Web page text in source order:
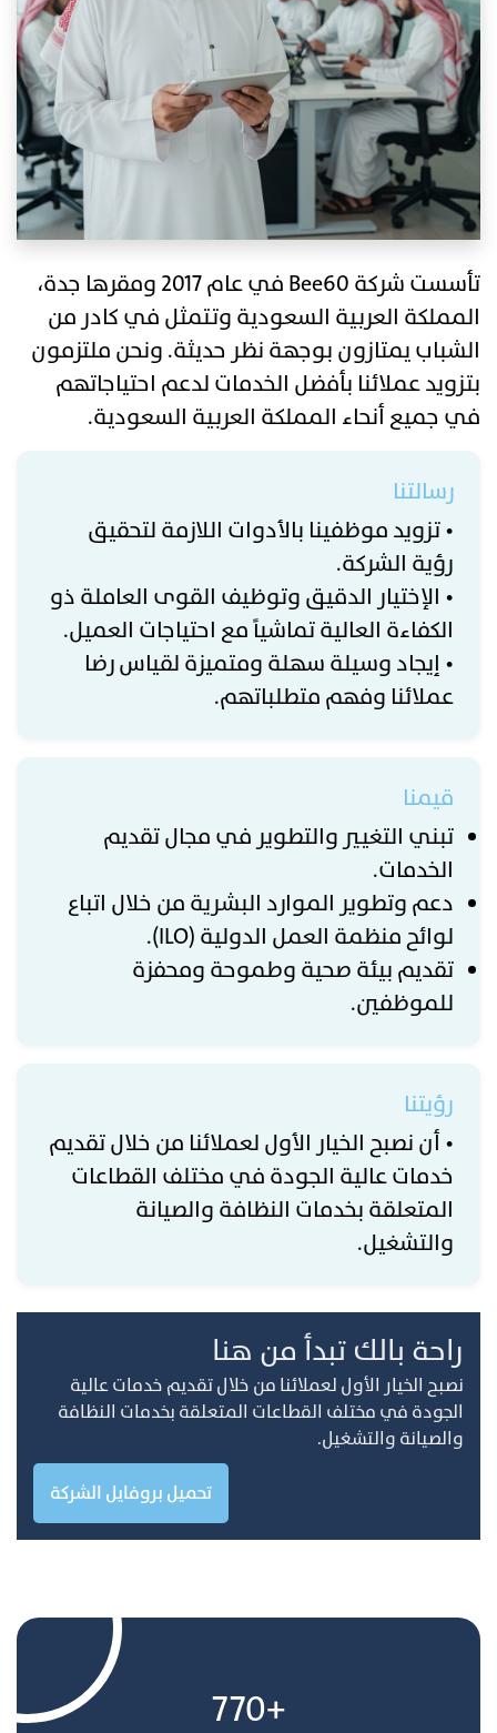
تأسست شركة Bee60 في عام 2017 ومقرها جدة،
المملكة العربية السعودية وتتمثل في كادر من
الشباب يمتازون بوجهة نظر حديثة. ونحن ملتزمون
بتزويد عملائنا بأفضل الخدمات لدعم احتياجاتهم
في جميع أنحاء المملكة العربية السعودية.
رسالتنا
• تزويد موظفينا بالأدوات اللازمة لتحقيق
رؤية الشركة.
• الإختيار الدقيق وتوظيف القوى العاملة ذو
الكفاءة العالية تماشياً مع احتياجات العميل.
• إيجاد وسيلة سهلة ومتميزة لقياس رضا
عملائنا وفهم متطلباتهم.
قيمنا
تبني التغيير والتطوير في مجال تقديم
الخدمات.
دعم وتطوير الموارد البشرية من خلال اتباع
لوائح منظمة العمل الدولية (ILO).
تقديم بيئة صحية وطموحة ومحفزة
للموظفين.
رؤيتنا
• أن نصبح الخيار الأول لعملائنا من خلال تقديم
خدمات عالية الجودة في مختلف القطاعات
المتعلقة بخدمات النظافة والصيانة
والتشغيل.
راحة بالك تبدأ من هنا
نصبح الخيار الأول لعملائنا من خلال تقديم خدمات عالية
الجودة في مختلف القطاعات المتعلقة بخدمات النظافة
والصيانة والتشغيل.
تحميل بروفايل الشركة
+770